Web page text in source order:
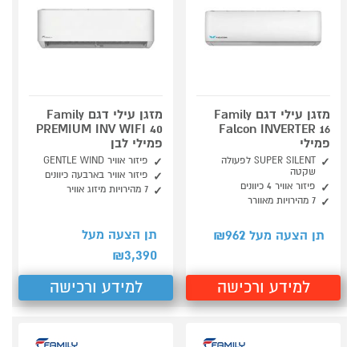
מזגן עילי דגם Family
Falcon INVERTER 16
פמילי
SUPER SILENT לפעולה
שקטה
פיזור אוויר 4 כיוונים
7 מהירויות מאוורר
תן הצעה מעל ₪ 962
למידע ורכישה
מזגן עילי דגם Family
PREMIUM INV WIFI 40
פמילי לבן
פיזור אוויר GENTLE WIND
פיזור אוויר בארבעה כיוונים
7 מהירויות מיזוג אוויר
תן הצעה מעל
₪3,390
למידע ורכישה